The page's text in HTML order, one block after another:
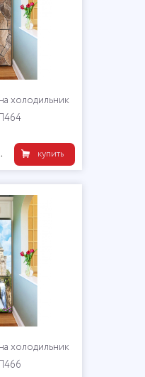
холодильник
купить
холодильник